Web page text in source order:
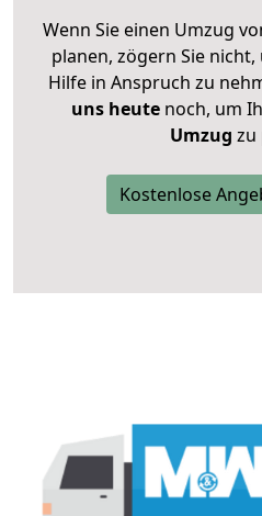
Wenn Sie einen Umzug
planen, zögern Sie
Hilfe in Anspruch zu
uns heutenoch, um
Umzug zu
Kostenlose